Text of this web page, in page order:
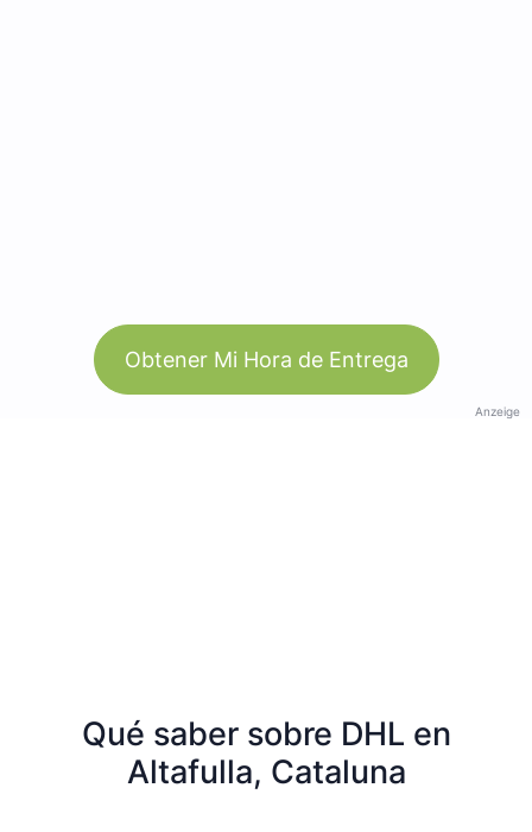
Obtener Mi Hora de Entrega
Anzeige
Qué saber sobre DHL en
Altafulla, Cataluna